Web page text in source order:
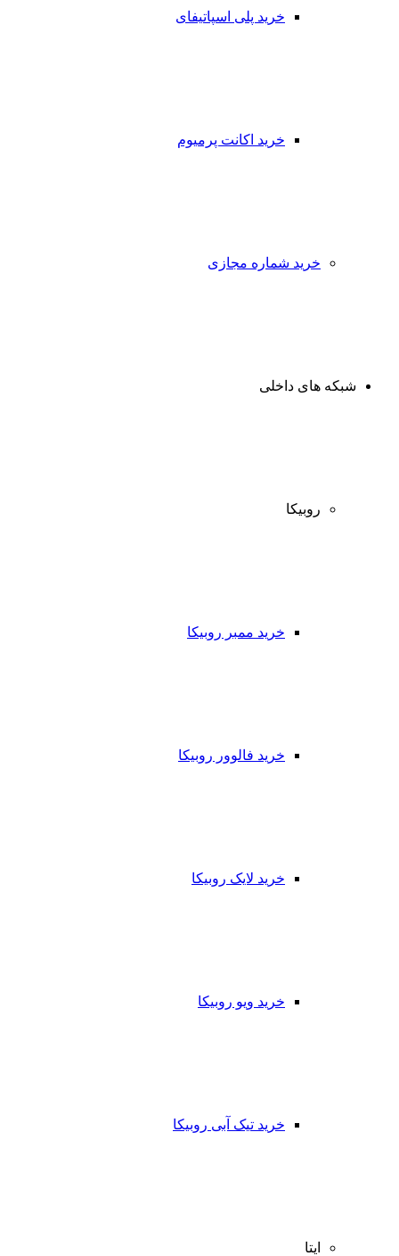
خرید پلی اسپاتیفای
خرید اکانت پرمیوم
خرید شماره مجازی
شبکه های داخلی
روبیکا
خرید ممبر روبیکا
خرید فالوور روبیکا
خرید لایک روبیکا
خرید ویو روبیکا
خرید تیک آبی روبیکا
ایتا